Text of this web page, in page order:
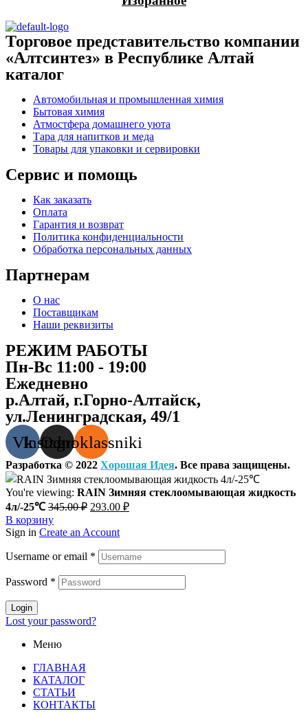
Торговое представительство компании
«Алтсинтез» в Республике Алтай
каталог
Автомобильная и промышленная химия
Бытовая химия
Атмостфера домашнего уюта
Тара для напитков и меда
Товары для упаковки и сервировки
Сервис и помощь
Как заказать
Оплата
Гарантия и возврат
Политика конфиденциальности
Обработка персональных данных
Партнерам
О нас
Поставщикам
Наши реквизиты
РЕЖИМ РАБОТЫ
Пн-Вс 11:00 - 19:00
Ежедневно
р.Алтай, г.Горно-Алтайск,
ул.Ленинградская, 49/1
VkInstagram
Odnoklassniki
Разработка © 2022 Хорошая Идея. Все права защищены.
You're viewing: RAIN Зимняя стеклоомывающая жидкость
4л/-25℃ 345.00₽ Первоначальная
составляла
293.00 ₽Текущая
В корзину
Sign in Create an Account
Username or email *
Password *
Login
Lost your password?
Меню
ГЛАВНАЯ
КАТАЛОГ
СТАТЬИ
КОНТАКТЫ